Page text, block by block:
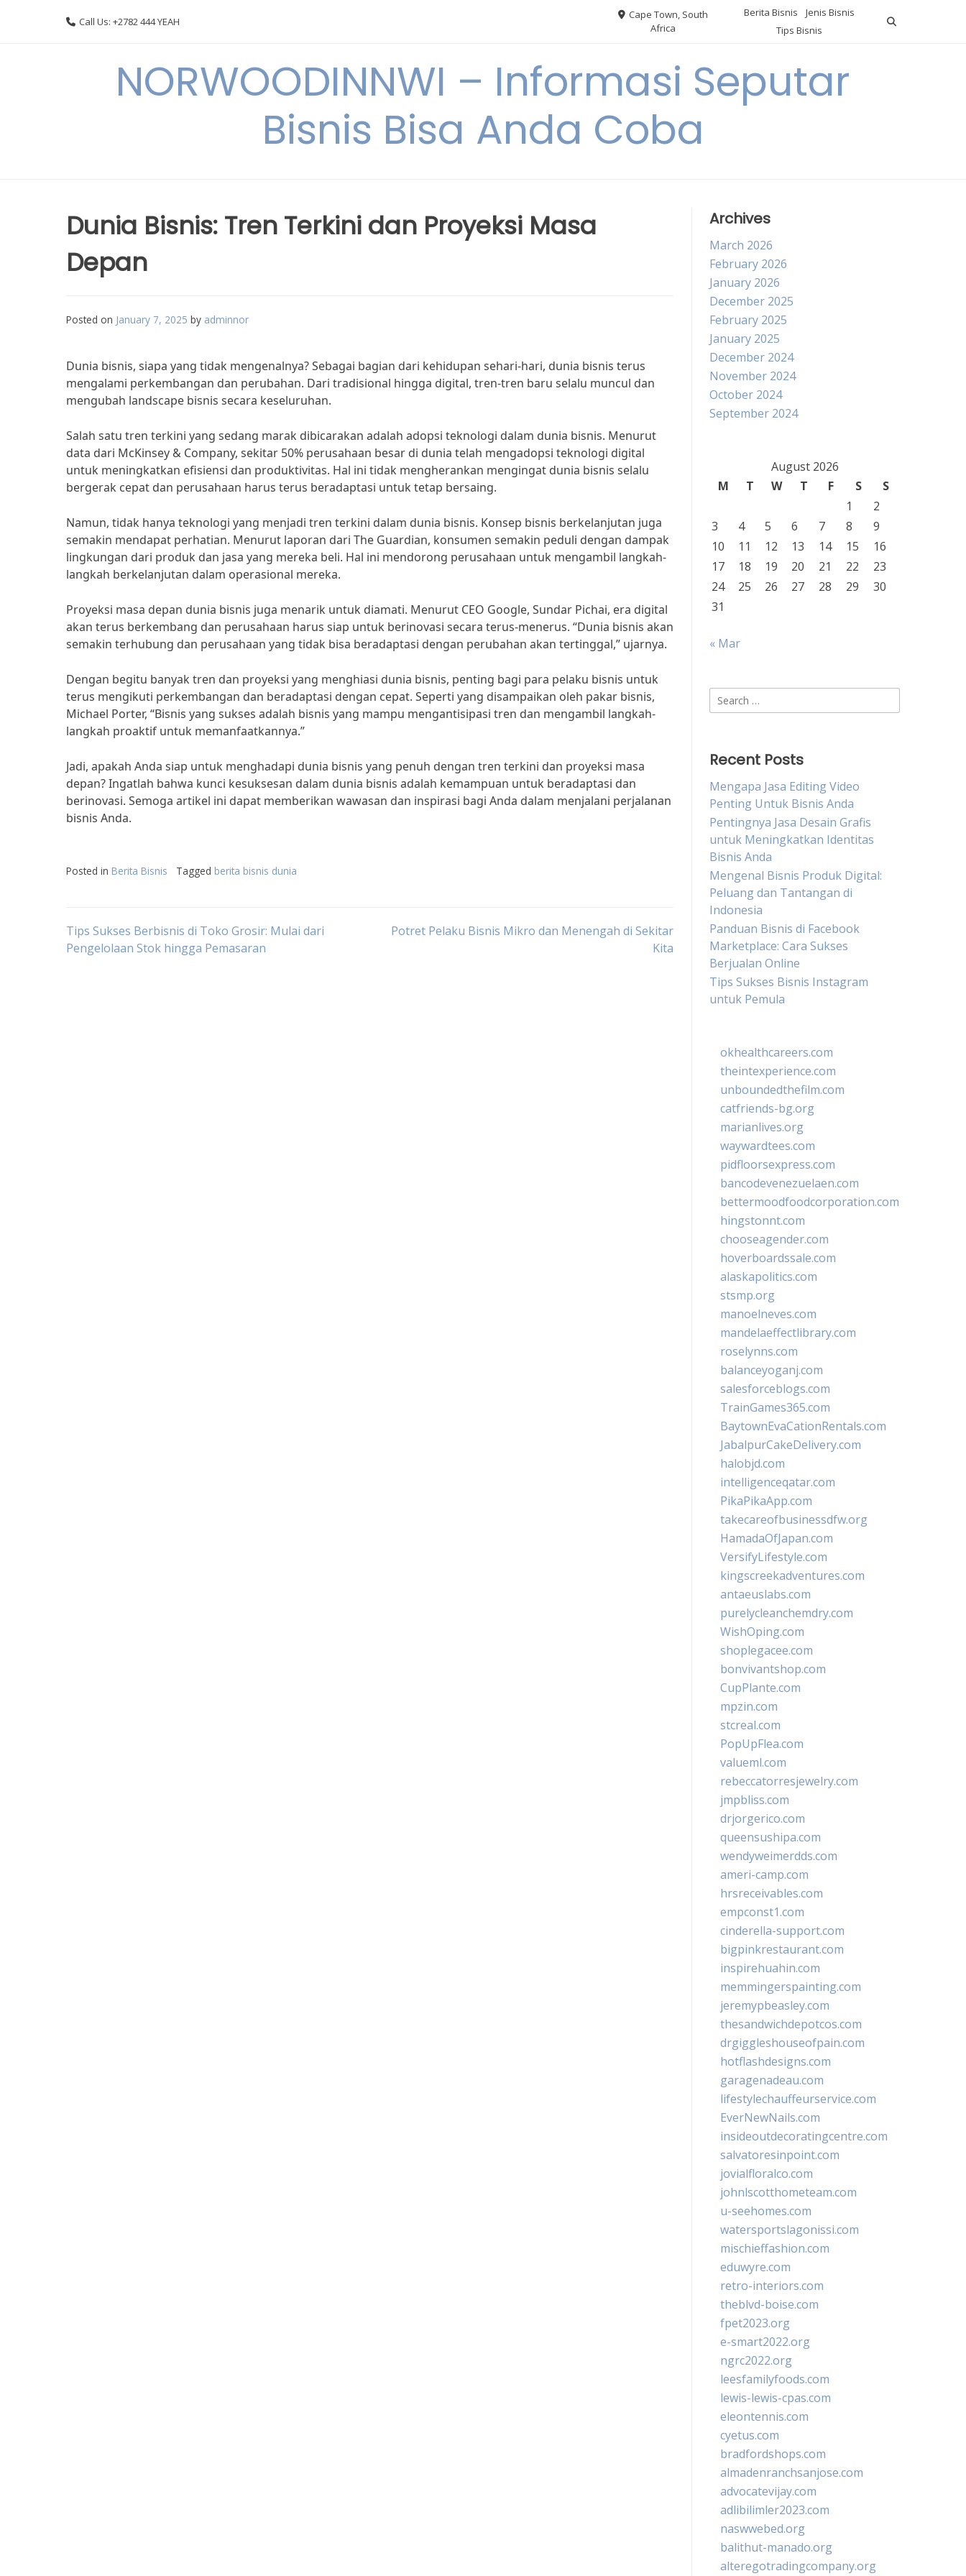
Call Us: +2782 444 YEAH
Cape Town, South
Africa
Berita Bisnis
Jenis Bisnis
Tips Bisnis
NORWOODINNWI – Informasi Seputar
Bisnis Bisa Anda Coba
Dunia Bisnis: Tren Terkini dan Proyeksi Masa
Depan
Posted on January 7, 2025 by adminnor
Dunia bisnis, siapa yang tidak mengenalnya? Sebagai bagian dari kehidupan sehari-hari, dunia bisnis terus
mengalami perkembangan dan perubahan. Dari tradisional hingga digital, tren-tren baru selalu muncul dan
mengubah landscape bisnis secara keseluruhan.
Salah satu tren terkini yang sedang marak dibicarakan adalah adopsi teknologi dalam dunia bisnis. Menurut
data dari McKinsey & Company, sekitar 50% perusahaan besar di dunia telah mengadopsi teknologi digital
untuk meningkatkan efisiensi dan produktivitas. Hal ini tidak mengherankan mengingat dunia bisnis selalu
bergerak cepat dan perusahaan harus terus beradaptasi untuk tetap bersaing.
Namun, tidak hanya teknologi yang menjadi tren terkini dalam dunia bisnis. Konsep bisnis berkelanjutan juga
semakin mendapat perhatian. Menurut laporan dari The Guardian, konsumen semakin peduli dengan dampak
lingkungan dari produk dan jasa yang mereka beli. Hal ini mendorong perusahaan untuk mengambil langkah-
langkah berkelanjutan dalam operasional mereka.
Proyeksi masa depan dunia bisnis juga menarik untuk diamati. Menurut CEO Google, Sundar Pichai, era digital
akan terus berkembang dan perusahaan harus siap untuk berinovasi secara terus-menerus. “Dunia bisnis akan
semakin terhubung dan perusahaan yang tidak bisa beradaptasi dengan perubahan akan tertinggal,” ujarnya.
Dengan begitu banyak tren dan proyeksi yang menghiasi dunia bisnis, penting bagi para pelaku bisnis untuk
terus mengikuti perkembangan dan beradaptasi dengan cepat. Seperti yang disampaikan oleh pakar bisnis,
Michael Porter, “Bisnis yang sukses adalah bisnis yang mampu mengantisipasi tren dan mengambil langkah-
langkah proaktif untuk memanfaatkannya.”
Jadi, apakah Anda siap untuk menghadapi dunia bisnis yang penuh dengan tren terkini dan proyeksi masa
depan? Ingatlah bahwa kunci kesuksesan dalam dunia bisnis adalah kemampuan untuk beradaptasi dan
berinovasi. Semoga artikel ini dapat memberikan wawasan dan inspirasi bagi Anda dalam menjalani perjalanan
bisnis Anda.
Posted in Berita Bisnis Tagged berita bisnis dunia
Post
Tips Sukses Berbisnis di Toko Grosir: Mulai dari
Pengelolaan Stok hingga Pemasaran
Potret Pelaku Bisnis Mikro dan Menengah di Sekitar
Kita
Archives
March 2026
February 2026
January 2026
December 2025
February 2025
January 2025
December 2024
November 2024
October 2024
September 2024
August 2026
M
T W T F S
S
1
2
3
4 5 6 7 8
9
10
11 12 13 14 15
16
17
18 19 20 21 22
23
24
25 26 27 28 29
30
31
« Mar
Search
for:
Recent Posts
Mengapa Jasa Editing Video
Penting Untuk Bisnis Anda
Pentingnya Jasa Desain Grafis
untuk Meningkatkan Identitas
Bisnis Anda
Mengenal Bisnis Produk Digital:
Peluang dan Tantangan di
Indonesia
Panduan Bisnis di Facebook
Marketplace: Cara Sukses
Berjualan Online
Tips Sukses Bisnis Instagram
untuk Pemula
okhealthcareers.com
theintexperience.com
unboundedthefilm.com
catfriends-bg.org
marianlives.org
waywardtees.com
pidfloorsexpress.com
bancodevenezuelaen.com
bettermoodfoodcorporation.com
hingstonnt.com
chooseagender.com
hoverboardssale.com
alaskapolitics.com
stsmp.org
manoelneves.com
mandelaeffectlibrary.com
roselynns.com
balanceyoganj.com
salesforceblogs.com
TrainGames365.com
BaytownEvaCationRentals.com
JabalpurCakeDelivery.com
halobjd.com
intelligenceqatar.com
PikaPikaApp.com
takecareofbusinessdfw.org
HamadaOfJapan.com
VersifyLifestyle.com
kingscreekadventures.com
antaeuslabs.com
purelycleanchemdry.com
WishOping.com
shoplegacee.com
bonvivantshop.com
CupPlante.com
mpzin.com
stcreal.com
PopUpFlea.com
valueml.com
rebeccatorresjewelry.com
jmpbliss.com
drjorgerico.com
queensushipa.com
wendyweimerdds.com
ameri-camp.com
hrsreceivables.com
empconst1.com
cinderella-support.com
bigpinkrestaurant.com
inspirehuahin.com
memmingerspainting.com
jeremypbeasley.com
thesandwichdepotcos.com
drgiggleshouseofpain.com
hotflashdesigns.com
garagenadeau.com
lifestylechauffeurservice.com
EverNewNails.com
insideoutdecoratingcentre.com
salvatoresinpoint.com
jovialfloralco.com
johnlscotthometeam.com
u-seehomes.com
watersportslagonissi.com
mischieffashion.com
eduwyre.com
retro-interiors.com
theblvd-boise.com
fpet2023.org
e-smart2022.org
ngrc2022.org
leesfamilyfoods.com
lewis-lewis-cpas.com
eleontennis.com
cyetus.com
bradfordshops.com
almadenranchsanjose.com
advocatevijay.com
adlibilimler2023.com
naswwebed.org
balithut-manado.org
alteregotradingcompany.org